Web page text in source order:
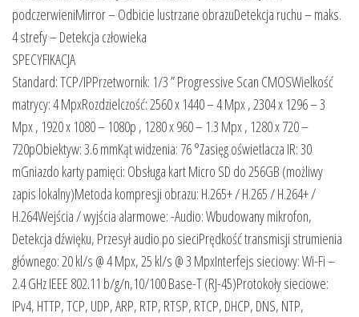
podczerwieniMirror – Odbicie lustrzane obrazuDetekcja ruchu – maks.
4 strefy – Detekcja człowieka
SPECYFIKACJA
Standard: TCP/IPPrzetwornik: 1/3 ” Progressive Scan CMOSWielkość
matrycy: 4 MpxRozdzielczość: 2560 x 1440 – 4 Mpx , 2304 x 1296 – 3
Mpx , 1920 x 1080 – 1080p , 1280 x 960 – 1.3 Mpx , 1280 x 720 –
720pObiektyw: 3.6 mmKąt widzenia: 76 °Zasięg oświetlacza IR: 30
mGniazdo karty pamięci: Obsługa kart Micro SD do 256GB (możliwy
zapis lokalny)Metoda kompresji obrazu: H.265+ / H.265 / H.264+ /
H.264Wejścia / wyjścia alarmowe: -Audio: Wbudowany mikrofon,
Detekcja dźwięku, Przesył audio po sieciPrędkość transmisji strumienia
głównego: 20 kl/s @ 4 Mpx, 25 kl/s @ 3 MpxInterfejs sieciowy: Wi-Fi –
2.4 GHz IEEE 802.11 b/g/n,10/100 Base-T (RJ-45)Protokoły sieciowe:
IPv4, HTTP, TCP, UDP, ARP, RTP, RTSP, RTCP, DHCP, DNS, NTP,